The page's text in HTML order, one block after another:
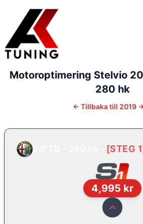
Motoroptimering Stelvio
280 hk
← Tillbaka till 2019 -
[STEG 1
4,995 kr